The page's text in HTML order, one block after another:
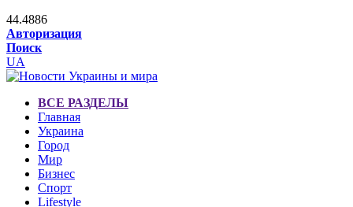
44.4886
Авторизация
Поиск
UA
ВСЕ РАЗДЕЛЫ
Главная
Украина
Город
Мир
Бизнес
Спорт
Lifestyle